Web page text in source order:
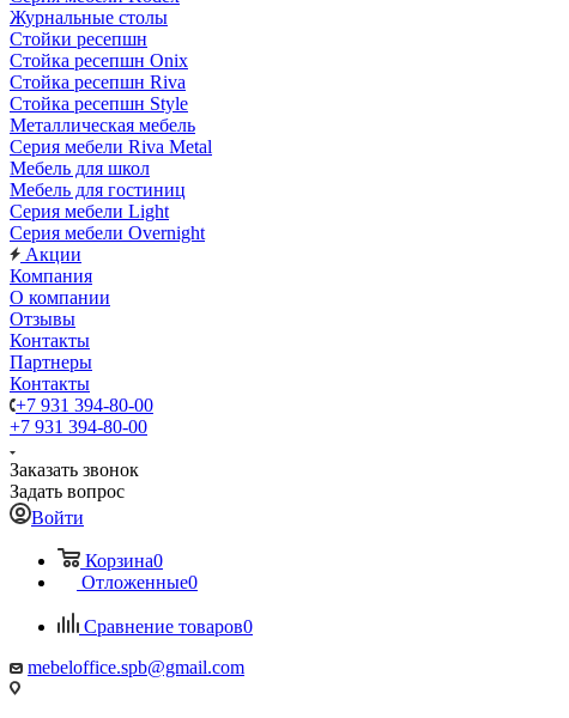
Журнальные столы
Стойки ресепшн
Стойка ресепшн Onix
Стойка ресепшн Riva
Стойка ресепшн Style
Металлическая мебель
Серия мебели Riva Metal
Мебель для школ
Мебель для гостиниц
Серия мебели Light
Серия мебели Overnight
Акции
Компания
О компании
Отзывы
Контакты
Партнеры
Контакты
+7 931 394-80-00
+7 931 394-80-00
Заказать звонок
Задать вопрос
Войти
Корзина0
Отложенные0
Сравнение товаров0
mebeloffice.spb@gmail.com